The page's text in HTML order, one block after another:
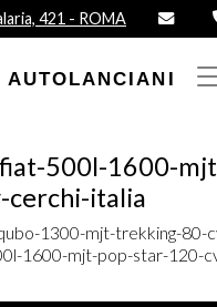
421 - ROMA
500l-1600-
cerchi-italia
elementi
1300-mjt-trekking-80-
1600-mjt-pop-star-120-